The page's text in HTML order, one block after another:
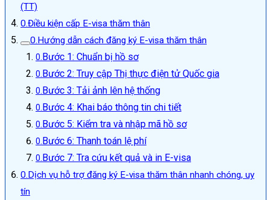
(TT)
Điều kiện cấp E-visa thăm thân
Hướng dẫn cách đăng ký E-visa thăm thân
Bước 1: Chuẩn bị hồ sơ
Bước 2: Truy cập Thị thực điện tử Quốc gia
Bước 3: Tải ảnh lên hệ thống
Bước 4: Khai báo thông tin chi tiết
Bước 5: Kiểm tra và nhập mã hồ sơ
Bước 6: Thanh toán lệ phí
Bước 7: Tra cứu kết quả và in E-visa
Dịch vụ hỗ trợ đăng ký E-visa thăm thân nhanh chóng, uy
tín